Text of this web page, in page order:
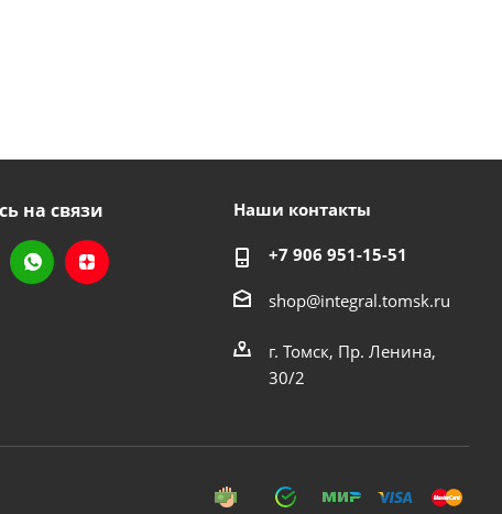
на связи Наши контакты
+7 906 951-15-51
shop@integral.tomsk.ru
г. Томск, Пр. Ленина,
30/2